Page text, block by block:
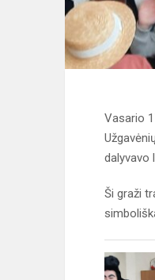
Vasario
dalyvavo
Ši graži